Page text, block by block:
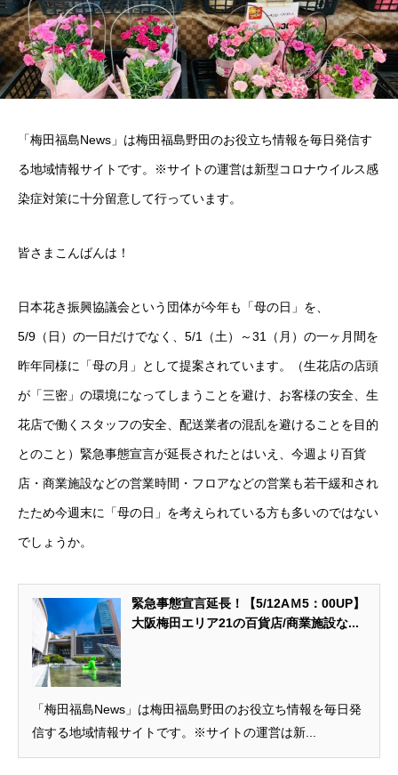
「梅田福島News」は梅田福島野田のお役立ち情報を毎日発信す
る地域情報サイトです。※サイトの運営は新型コロナウイルス感
染症対策に十分留意して行っています。
皆さまこんばんは！
日本花き振興協議会という団体が今年も「母の日」を、
5/9（日）の一日だけでなく、5/1（土）～31（月）の一ヶ月間を
昨年同様に「母の月」として提案されています。（生花店の店頭
が「三密」の環境になってしまうことを避け、お客様の安全、生
花店で働くスタッフの安全、配送業者の混乱を避けることを目的
とのこと）緊急事態宣言が延長されたとはいえ、今週より百貨
店・商業施設などの営業時間・フロアなどの営業も若干緩和され
たため今週末に「母の日」を考えられている方も多いのではない
でしょうか。
緊急事態宣言延長！【5/12AＭ5：00UP】
大阪梅田エリア21の百貨店/商業施設な...
「梅田福島News」は梅田福島野田のお役立ち情報を毎日発
信する地域情報サイトです。※サイトの運営は新...